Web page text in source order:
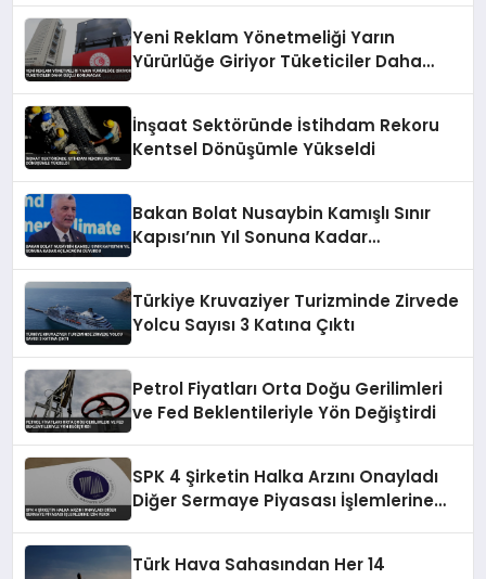
Yeni Reklam Yönetmeliği Yarın
Yürürlüğe Giriyor Tüketiciler Daha
İnşaat Sektöründe İstihdam Rekoru
Kentsel Dönüşümle Yükseldi
Bakan Bolat Nusaybin Kamışlı Sınır
Kapısı’nın Yıl Sonuna Kadar
Türkiye Kruvaziyer Turizminde Zirvede
Yolcu Sayısı 3 Katına Çıktı
Petrol Fiyatları Orta Doğu Gerilimleri
ve Fed Beklentileriyle Yön Değiştirdi
SPK 4 Şirketin Halka Arzını Onayladı
Diğer Sermaye Piyasası İşlemlerine
Türk Hava Sahasından Her 14